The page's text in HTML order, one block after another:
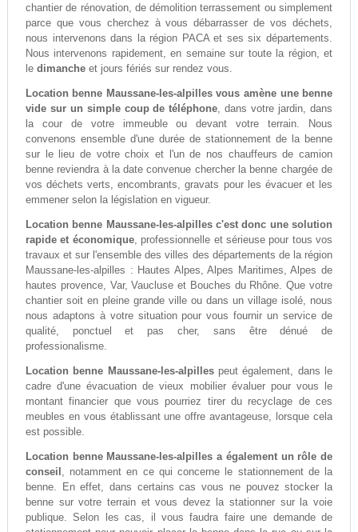
chantier de rénovation, de démolition terrassement ou simplement
parce que vous cherchez à vous débarrasser de vos déchets,
nous intervenons dans la région PACA et ses six départements.
Nous intervenons rapidement, en semaine sur toute la région, et
le dimancheet jours fériés sur rendez vous.
Location benne Maussane-les-alpilles vous amène une benne
vide sur un simple coup de téléphone, dans votre jardin, dans
la cour de votre immeuble ou devant votre terrain. Nous
convenons ensemble d'une durée de stationnement de la benne
sur le lieu de votre choix et l'un de nos chauffeurs de camion
benne reviendra à la date convenue chercher la benne chargée de
vos déchets verts, encombrants, gravats pour les évacuer et les
emmener selon la législation en vigueur.
Location benne Maussane-les-alpilles c'est donc une solution
rapide et économique, professionnelle et sérieuse pour tous vos
travaux et sur l'ensemble des villes des départements de la région
Maussane-les-alpilles : Hautes Alpes, Alpes Maritimes, Alpes de
hautes provence, Var, Vaucluse et Bouches du Rhône. Que votre
chantier soit en pleine grande ville ou dans un village isolé, nous
nous adaptons à votre situation pour vous fournir un service de
qualité, ponctuel et pas cher, sans être dénué de
professionalisme.
Location benne Maussane-les-alpillespeut également, dans le
cadre d'une évacuation de vieux mobilier évaluer pour vous le
montant financier que vous pourriez tirer du recyclage de ces
meubles en vous établissant une offre avantageuse, lorsque cela
est possible.
Location benne Maussane-les-alpilles a également un rôle de
conseil , notamment en ce qui concerne le stationnement de la
benne. En effet, dans certains cas vous ne pouvez stocker la
benne sur votre terrain et vous devez la stationner sur la voie
publique. Selon les cas, il vous faudra faire une demande de